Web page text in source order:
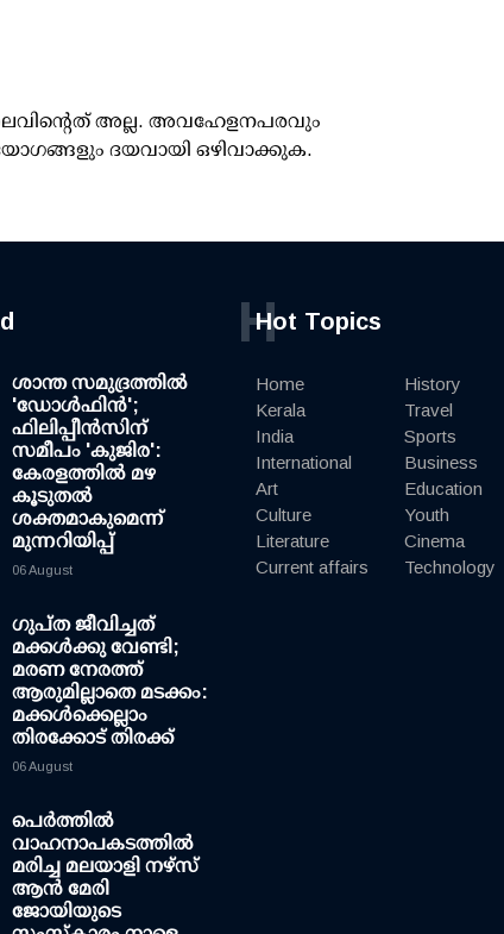
അല്ല. അവഹേളനപരവും
ദയവായി ഒഴിവാക്കുക.
ശാന്ത സമുദ്രത്തില്‍
'ഡോള്‍ഫിന്‍';
ഫിലിപ്പീന്‍സിന്
സമീപം 'കുജിര':
കേരളത്തില്‍ മഴ
കൂടുതല്‍
ശക്തമാകുമെന്ന്
മുന്നറിയിപ്പ്
06 August
ഗുപ്ത ജീവിച്ചത്
മക്കള്‍ക്കു വേണ്ടി;
മരണ നേരത്ത്
ആരുമില്ലാതെ മടക്കം:
മക്കള്‍ക്കെല്ലാം
തിരക്കോട് തിരക്ക്
06 August
പെർത്തിൽ
വാഹനാപകടത്തിൽ
മരിച്ച മലയാളി നഴ്സ്
ആൻ മേരി
ജോയിയുടെ
Hot Topics
H
Home
Kerala
India
International
Art
Culture
Literature
Current affairs
History
Travel
Sports
Business
Education
Youth
Cinema
Technology